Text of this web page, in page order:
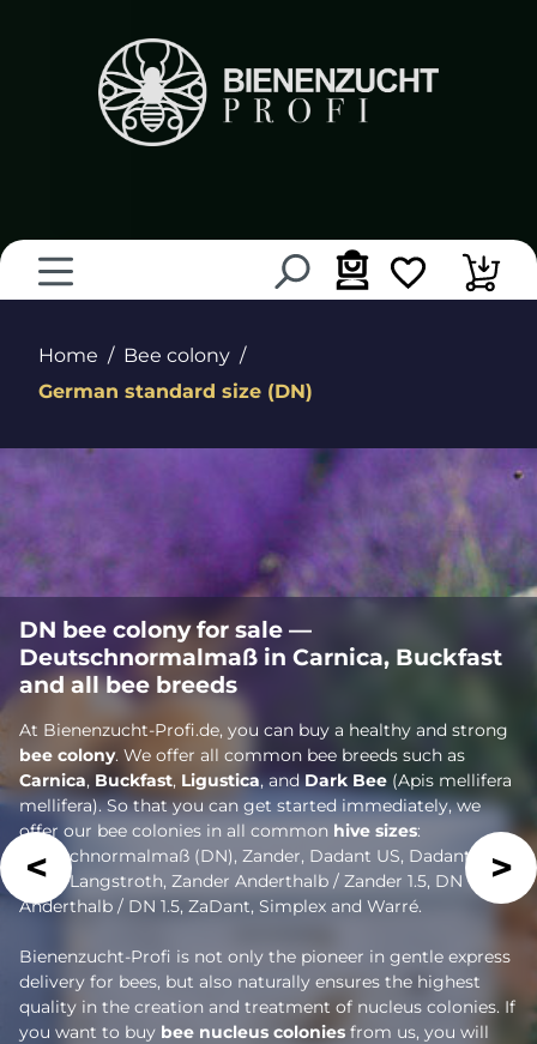
Home
Bee colony
German standard size (DN)
DN bee colony for sale —
Deutschnormalmaß in Carnica, Buckfast
and all bee breeds
At Bienenzucht-Profi.de, you can buy a healthy and strong
bee colony. We offer all common bee breeds such as
Carnica, Buckfast, Ligustica, andDark Bee (Apis mellifera
mellifera). So that you can get started immediately, we
offer our bee colonies in all common hive sizes:
Deutschnormalmaß (DN), Zander, Dadant US, Dadant
Blatt, Langstroth, Zander Anderthalb / Zander 1.5, DN
Anderthalb / DN 1.5, ZaDant, Simplex and Warré.
Bienenzucht-Profi is not only the pioneer in gentle express
delivery for bees, but also naturally ensures the highest
quality in the creation and treatment of nucleus colonies. If
you want to buy bee nucleus colonies from us, you will